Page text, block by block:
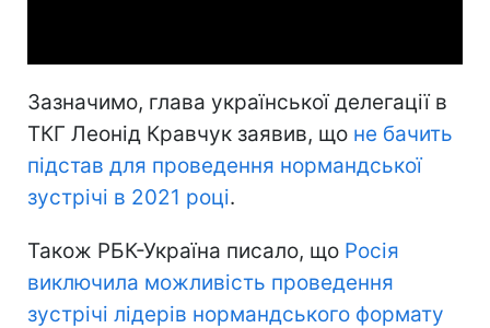
Зазначимо, глава української делегації в
ТКГ Леонід Кравчук заявив, що не бачить
підстав для проведення нормандської
зустрічі в 2021 році.
Також РБК-Україна писало, що Росія
виключила можливість проведення
зустрічі лідерів нормандського формату